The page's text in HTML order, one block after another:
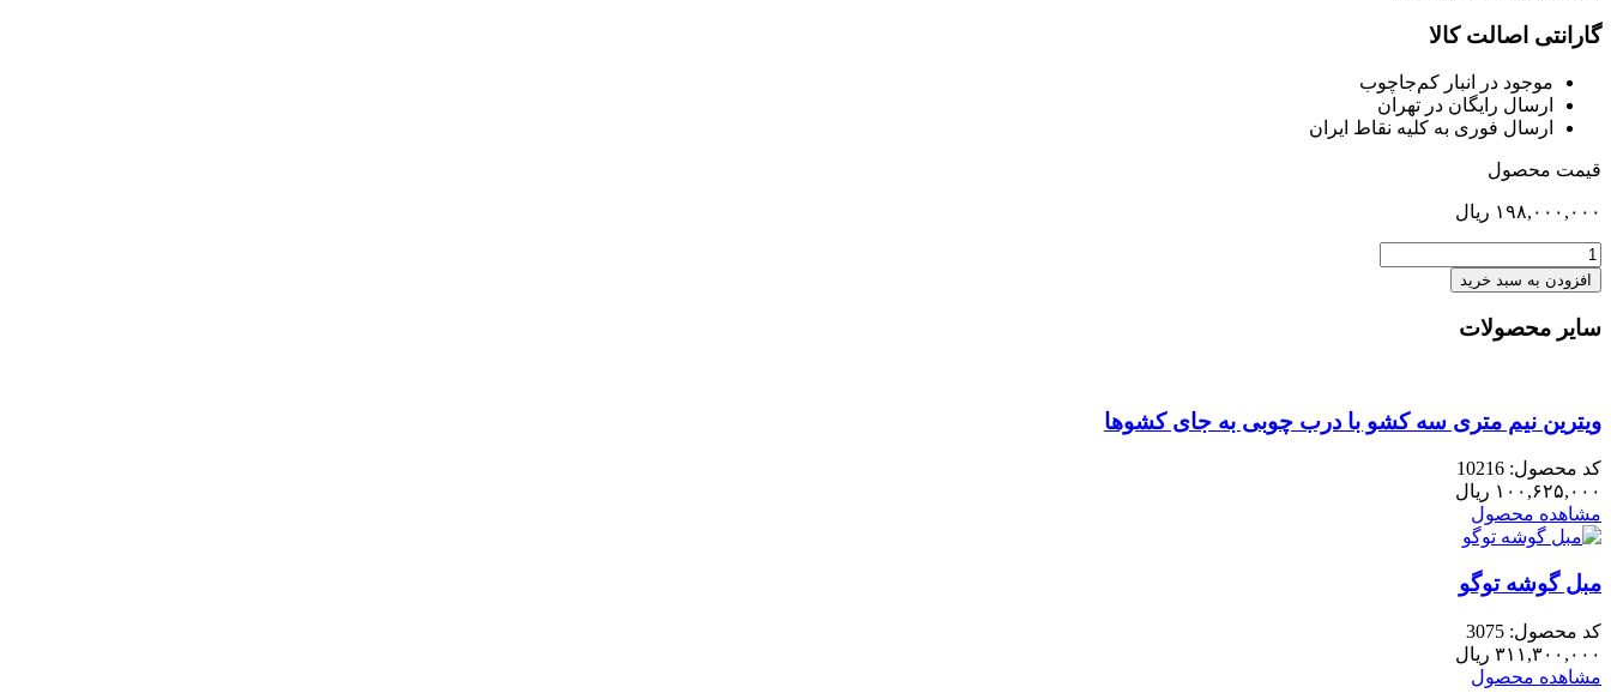
گارانتی اصالت کالا
موجود در انبار کم‌‌جاچوب
ارسال رایگان در تهران
ارسال فوری به کلیه نقاط ایران
قیمت محصول
۱۹۸,۰۰۰,۰۰۰ ریال
میز
ناهارخوری
8
نفره
لودا
عدد
افزودن به سبد خرید
سایر محصولات
ویترین نیم متری سه کشو با درب چوبی به جای کشوها
کد محصول: 10216
۱۰۰,۶۲۵,۰۰۰ ریال
مشاهده محصول
مبل گوشه توگو
کد محصول: 3075
۳۱۱,۳۰۰,۰۰۰ ریال
مشاهده محصول